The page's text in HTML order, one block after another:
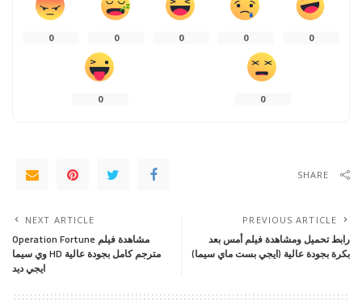
0
0
0
0
0
0
0
SHARE
PREVIOUS ARTICLE
رابط تحميل ومشاهدة فيلم أمس بعد
بكرة بجودة عالية (ايجي بست ماي سيما)
NEXT ARTICLE
مشاهدة فيلم Operation Fortune
مترجم كامل بجودة عالية HD وي سيما
ايجي ديد